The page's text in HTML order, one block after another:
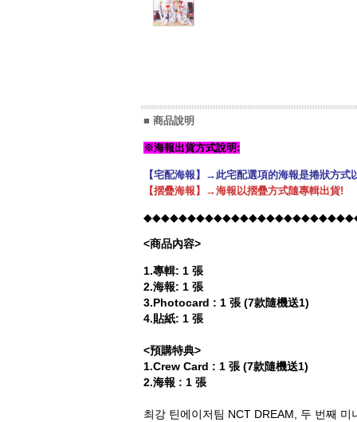
■ 商品說明
※海報出貨方式說明:
【宅配海報】→此宅配選項的海報是捲狀方式
【摺疊海報】→海報以摺疊方式隨專輯出貨!
<商品內容>
1.專輯: 1 張
2.海報: 1 張
3.Photocard : 1 張 (7款隨機送1)
4.貼紙: 1 張
<預購特典>
1.Crew Card : 1 張 (7款隨機送1)
2.海報 : 1 張
최강 틴에이저팀 NCT DREAM, 두 번째 미